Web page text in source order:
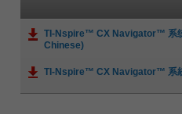
TI-Nspire™ CX Navigator™ 系
Chinese)
TI-Nspire™ CX Navigator™ 系